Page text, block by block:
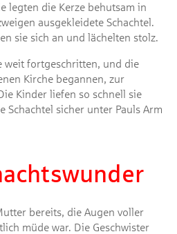
legten die Kerze behutsam in
ausgekleidete Schachtel.
sie sich an und lächelten stolz.
weit fortgeschritten, und die
Kirche begannen, zur
Kinder liefen so schnell sie
Schachtel sicher unter Pauls Arm
bereits, die Augen voller
müde war. Die Geschwister